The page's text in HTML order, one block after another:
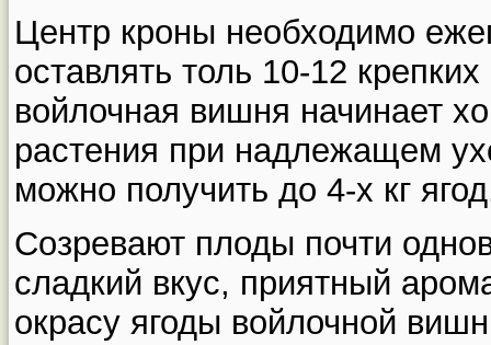
Центр кроны необходимо
оставлять толь 10-12
войлочная вишня начинает
растения при надлежащем
можно получить до 4-х кг
Созревают плоды почти
сладкий вкус, приятный
окрасу ягоды войлочной